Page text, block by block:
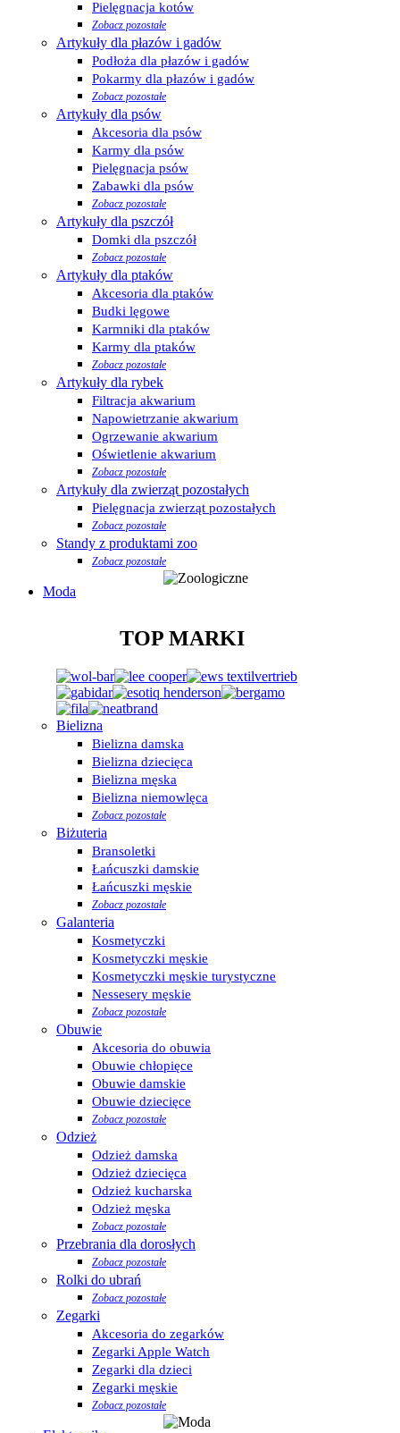
Pielęgnacja kotów
Zobacz pozostałe
Artykuły dla płazów i gadów
Podłoża dla płazów i gadów
Pokarmy dla płazów i gadów
Zobacz pozostałe
Artykuły dla psów
Akcesoria dla psów
Karmy dla psów
Pielęgnacja psów
Zabawki dla psów
Zobacz pozostałe
Artykuły dla pszczół
Domki dla pszczół
Zobacz pozostałe
Artykuły dla ptaków
Akcesoria dla ptaków
Budki lęgowe
Karmniki dla ptaków
Karmy dla ptaków
Zobacz pozostałe
Artykuły dla rybek
Filtracja akwarium
Napowietrzanie akwarium
Ogrzewanie akwarium
Oświetlenie akwarium
Zobacz pozostałe
Artykuły dla zwierząt pozostałych
Pielęgnacja zwierząt pozostałych
Zobacz pozostałe
Standy z produktami zoo
Zobacz pozostałe
Moda
TOP MARKI
Bielizna
Bielizna damska
Bielizna dziecięca
Bielizna męska
Bielizna niemowlęca
Zobacz pozostałe
Biżuteria
Bransoletki
Łańcuszki damskie
Łańcuszki męskie
Zobacz pozostałe
Galanteria
Kosmetyczki
Kosmetyczki męskie
Kosmetyczki męskie turystyczne
Nessesery męskie
Zobacz pozostałe
Obuwie
Akcesoria do obuwia
Obuwie chłopięce
Obuwie damskie
Obuwie dziecięce
Zobacz pozostałe
Odzież
Odzież damska
Odzież dziecięca
Odzież kucharska
Odzież męska
Zobacz pozostałe
Przebrania dla dorosłych
Zobacz pozostałe
Rolki do ubrań
Zobacz pozostałe
Zegarki
Akcesoria do zegarków
Zegarki Apple Watch
Zegarki dla dzieci
Zegarki męskie
Zobacz pozostałe